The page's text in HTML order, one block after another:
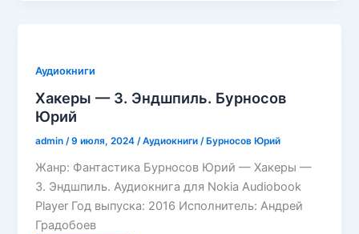
Аудиокниги
Хакеры — 3. Эндшпиль. Бурносов
Юрий
admin/9 июля, 2024/Аудиокниги / Бурносов Юрий
Жанр: Фантастика Бурносов Юрий — Хакеры —
3. Эндшпиль. Аудиокнига для Nokia Audiobook
Player Год выпуска: 2016 Исполнитель: Андрей
Градобоев